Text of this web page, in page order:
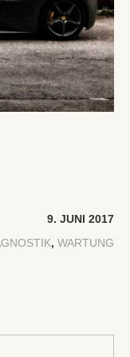
9. JUNI 2017
, WARTUNG